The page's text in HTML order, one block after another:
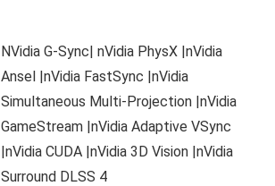
NVidia G-Sync| nVidia PhysX |nVidia
Ansel |nVidia FastSync |nVidia
Simultaneous Multi-Projection |nVidia
GameStream |nVidia Adaptive VSync
|nVidia CUDA |nVidia 3D Vision |nVidia
Surround DLSS 4